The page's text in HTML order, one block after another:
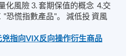
化風險 3. 套期保值的概念 4.交
恐慌指數產品"。 減低投 資風
指向VIX反向操作衍生商品